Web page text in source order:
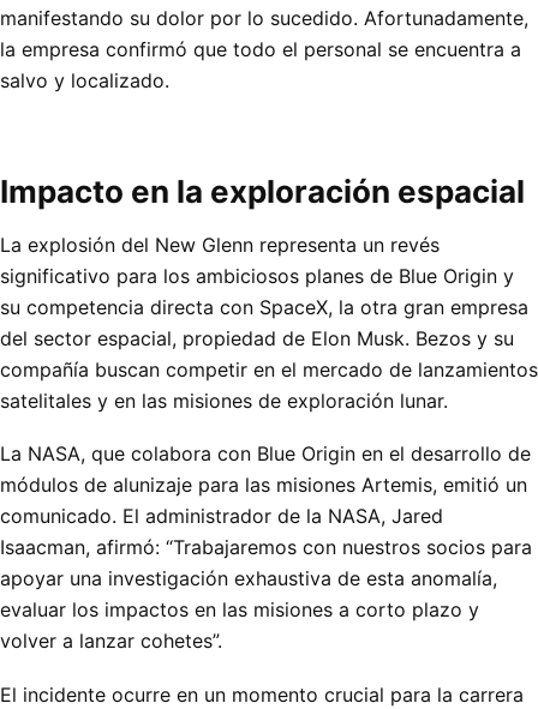
manifestando su dolor por lo sucedido. Afortunadamente,
la empresa confirmó que todo el personal se encuentra a
salvo y localizado.
Impacto en la exploración espacial
La explosión del New Glenn representa un revés
significativo para los ambiciosos planes de Blue Origin y
su competencia directa con SpaceX, la otra gran empresa
del sector espacial, propiedad de Elon Musk. Bezos y su
compañía buscan competir en el mercado de lanzamientos
satelitales y en las misiones de exploración lunar.
La NASA, que colabora con Blue Origin en el desarrollo de
módulos de alunizaje para las misiones Artemis, emitió un
comunicado. El administrador de la NASA, Jared
Isaacman, afirmó: “Trabajaremos con nuestros socios para
apoyar una investigación exhaustiva de esta anomalía,
evaluar los impactos en las misiones a corto plazo y
volver a lanzar cohetes”.
El incidente ocurre en un momento crucial para la carrera